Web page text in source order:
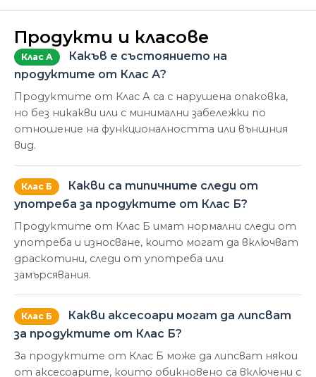
Продукти и класове
Клас А
Какъв е състоянието на
продуктите от Клас А?
Продуктите от Клас А са с нарушена опаковка,
но без никакви или с минимални забележки по
отношение на функционалността или външния
вид.
Клас Б
Какви са типичните следи от
употреба за продуктите от Клас Б?
Продуктите от Клас Б имат нормални следи от
употреба и износване, които могат да включват
драскотини, следи от употреба или
замърсявания.
Клас Б
Какви аксесоари могат да липсват
за продуктите от Клас Б?
За продуктите от Клас Б може да липсват някои
от аксесоарите, които обикновено са включени с